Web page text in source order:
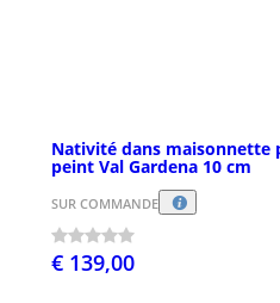
Nativité dans maisonnette
peint Val Gardena 10 cm
SUR COMMANDE
€ 139,00